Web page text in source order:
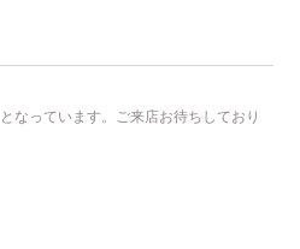
なっています。ご来店お待ちしており